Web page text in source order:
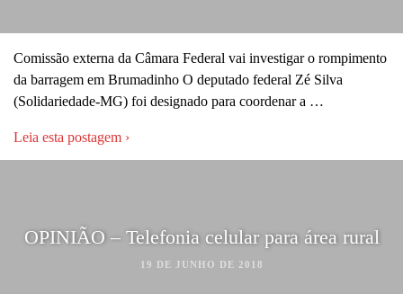
Comissão externa da Câmara Federal vai investigar o rompimento
da barragem em Brumadinho O deputado federal Zé Silva
(Solidariedade-MG) foi designado para coordenar a …
Leia esta postagem ›
OPINIÃO – Telefonia celular para área rural
19 DE JUNHO DE 2018